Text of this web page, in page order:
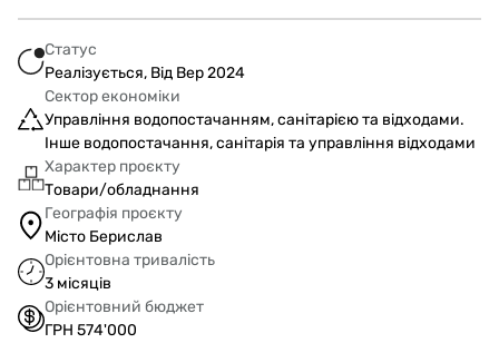
Статус
Реалізується, Від Вер 2024
Сектор економіки
Управління водопостачанням, санітарією та відходами.
Інше водопостачання, санітарія та управління відходами
Характер проєкту
Товари/обладнання
Географія проєкту
Місто Берислав
Орієнтовна тривалість
3 місяців
Орієнтовний бюджет
ГРН 574'000